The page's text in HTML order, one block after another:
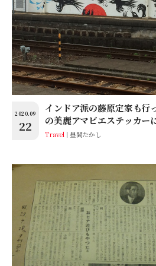
2020.09
22
インドア派の藤原定家も行
の美麗アマビエステッカー
Travel 昼間たかし